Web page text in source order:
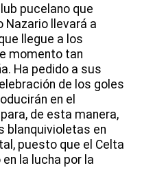
pucelano que
Nazario llevará a
llegue a los
momento tan
Ha pedido a sus
de los goles
en el
de esta manera,
blanquivioletas en
puesto que el Celta
la lucha por la